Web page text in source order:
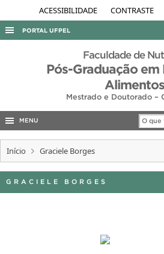
ACESSIBILIDADE CONTRASTE
PORTAL UFPEL
ACESSO À INFORMAÇÃO
AUDITORIA
CONCURSOS
INTERNACIONAL
PORTARIAS
Faculdade de
Pós-Graduação em
Alimentos
Mestrado e Doutorado –
MENU
Início Graciele Borges
GRACIELE BORGES